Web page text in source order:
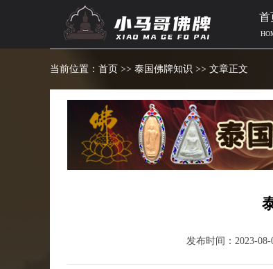
首
当前位置： 首页 >> 泰国佛牌知识 >> 文章正文
发布时间：2023-08-